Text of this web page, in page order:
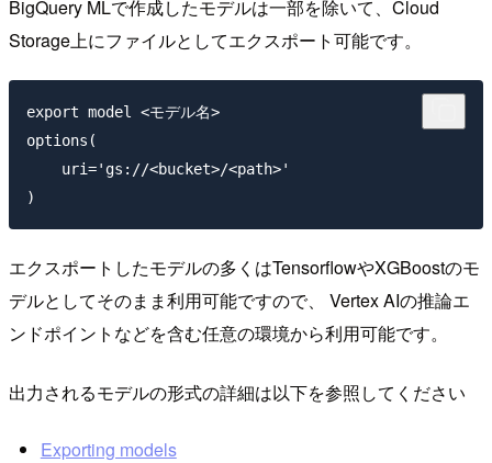
BigQuery MLで作成したモデルは一部を除いて、Cloud
Storage上にファイルとしてエクスポート可能です。
export model <モデル名>
options(
    uri='gs://<bucket>/<path>'
エクスポートしたモデルの多くはTensorflowやXGBoostのモ
デルとしてそのまま利用可能ですので、 Vertex AIの推論エ
ンドポイントなどを含む任意の環境から利用可能です。
出力されるモデルの形式の詳細は以下を参照してください
Exporting models